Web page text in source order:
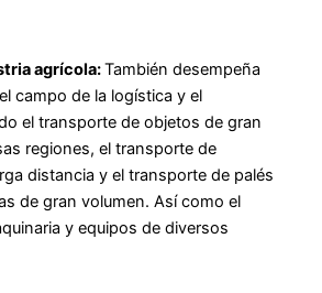
agrícola:También desempeña
campo de la logística y el
el transporte de objetos de gran
regiones, el transporte de
distancia y el transporte de palés
de gran volumen. Así como el
y equipos de diversos